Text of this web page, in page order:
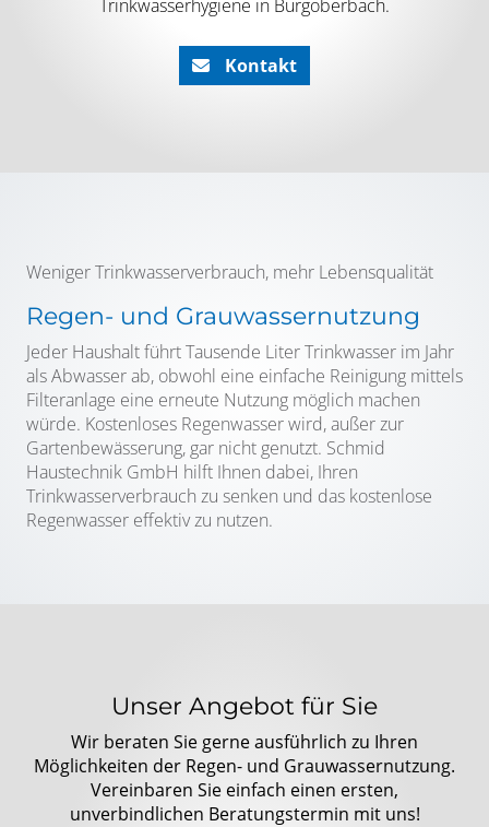
Trinkwasserhygiene in Burgoberbach.
Kontakt
Weniger Trinkwasserverbrauch, mehr Lebensqualität
Regen- und Grauwassernutzung
Jeder Haushalt führt Tausende Liter Trinkwasser im Jahr
als Abwasser ab, obwohl eine einfache Reinigung mittels
Filteranlage eine erneute Nutzung möglich machen
würde. Kostenloses Regenwasser wird, außer zur
Gartenbewässerung, gar nicht genutzt. Schmid
Haustechnik GmbH hilft Ihnen dabei, Ihren
Trinkwasserverbrauch zu senken und das kostenlose
Regenwasser effektiv zu nutzen.
Unser Angebot für Sie
Wir beraten Sie gerne ausführlich zu Ihren
Möglichkeiten der Regen- und Grauwassernutzung.
Vereinbaren Sie einfach einen ersten,
unverbindlichen Beratungstermin mit uns!